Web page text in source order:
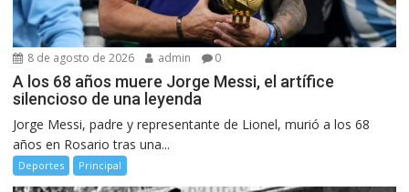
8 de agosto de 2026 admin 0
A los 68 años muere Jorge Messi, el artífice
silencioso de una leyenda
Jorge Messi, padre y representante de Lionel, murió a los 68
años en Rosario tras una...
Deportes Principal